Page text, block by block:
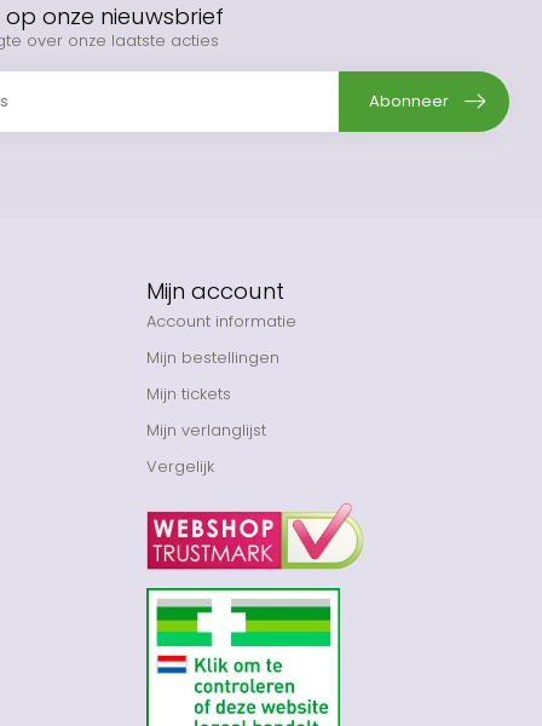
onze nieuwsbrief
over onze laatste acties
Abonneer
Mijn account
Account informatie
Mijn bestellingen
Mijn tickets
Mijn verlanglijst
Vergelijk